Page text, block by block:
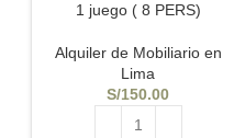
1 juego ( 8 PERS)
Alquiler de Mobiliario en
Lima
S/150.00